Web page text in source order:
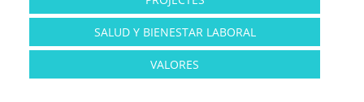
SALUD Y BIENESTAR LABORAL
VALORES